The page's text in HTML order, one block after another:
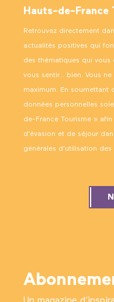
Hauts-de-France
Retrouvez directement
actualités positives qui
des thématiques qui
vous sentir… bien. Vous
maximum. En soumettant
données personnelles
de-France Tourisme »
d’évasion et de séjour
générales d’utilisation des